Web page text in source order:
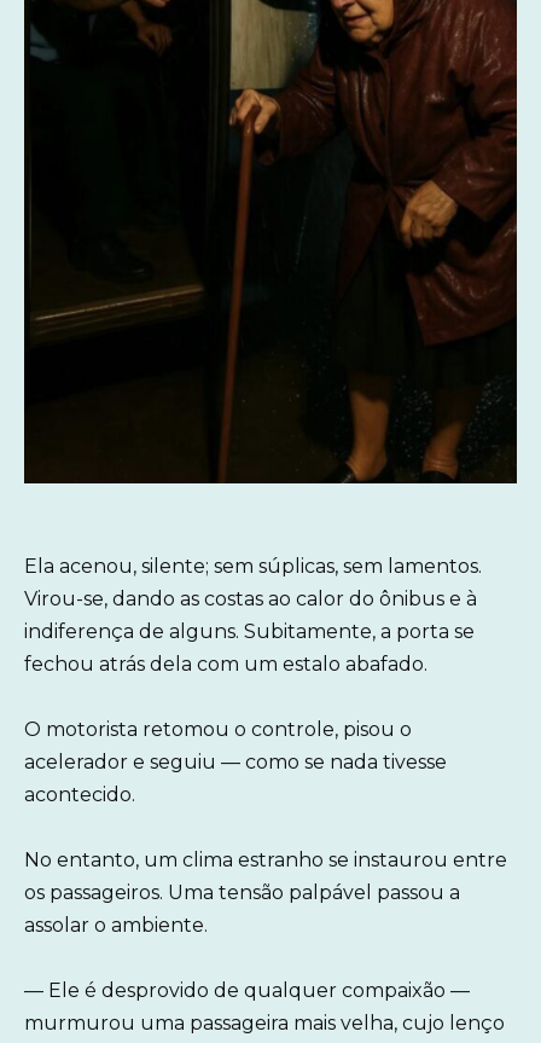
Ela acenou, silente; sem súplicas, sem lamentos.
Virou-se, dando as costas ao calor do ônibus e à
indiferença de alguns. Subitamente, a porta se
fechou atrás dela com um estalo abafado.
O motorista retomou o controle, pisou o
acelerador e seguiu — como se nada tivesse
acontecido.
No entanto, um clima estranho se instaurou entre
os passageiros. Uma tensão palpável passou a
assolar o ambiente.
— Ele é desprovido de qualquer compaixão —
murmurou uma passageira mais velha, cujo lenço